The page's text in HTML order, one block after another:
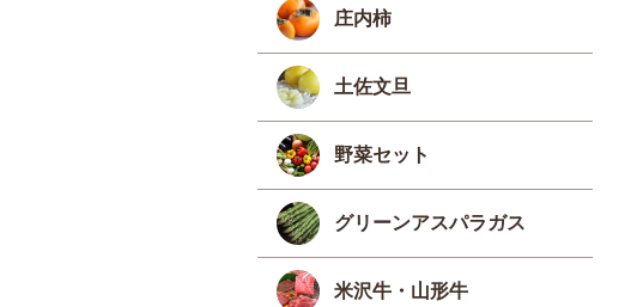
庄内柿
土佐文旦
野菜セット
グリーンアスパラガス
米沢牛・山形牛